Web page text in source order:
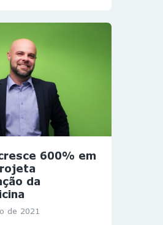
600% em
da
de 2021